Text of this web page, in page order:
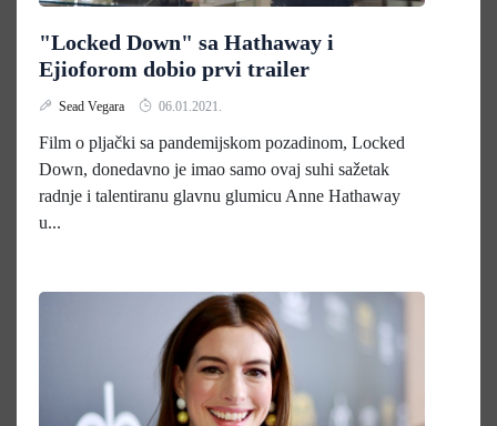
"Locked Down" sa Hathaway i
Ejioforom dobio prvi trailer
Sead Vegara 06.01.2021.
Film o pljački sa pandemijskom pozadinom, Locked
Down, donedavno je imao samo ovaj suhi sažetak
radnje i talentiranu glavnu glumicu Anne Hathaway
u...